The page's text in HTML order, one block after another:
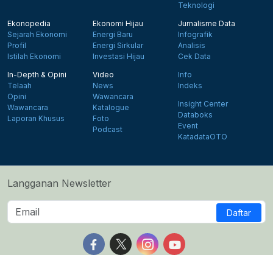
Teknologi
Ekonopedia
Sejarah Ekonomi
Profil
Istilah Ekonomi
Ekonomi Hijau
Energi Baru
Energi Sirkular
Investasi Hijau
Jurnalisme Data
Infografik
Analisis
Cek Data
In-Depth & Opini
Telaah
Opini
Wawancara
Laporan Khusus
Video
News
Wawancara
Katalogue
Foto
Podcast
Info
Indeks
Insight Center
Databoks
Event
KatadataOTO
Langganan Newsletter
Daftar
Follow us on Facebook
Follow us on X
Follow us on Instagram
Follow us on